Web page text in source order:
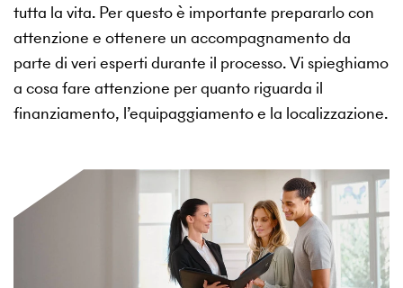
tutta la vita. Per questo è importante prepararlo con
attenzione e ottenere un accompagnamento da
parte di veri esperti durante il processo. Vi spieghiamo
a cosa fare attenzione per quanto riguarda il
finanziamento, l’equipaggiamento e la localizzazione.